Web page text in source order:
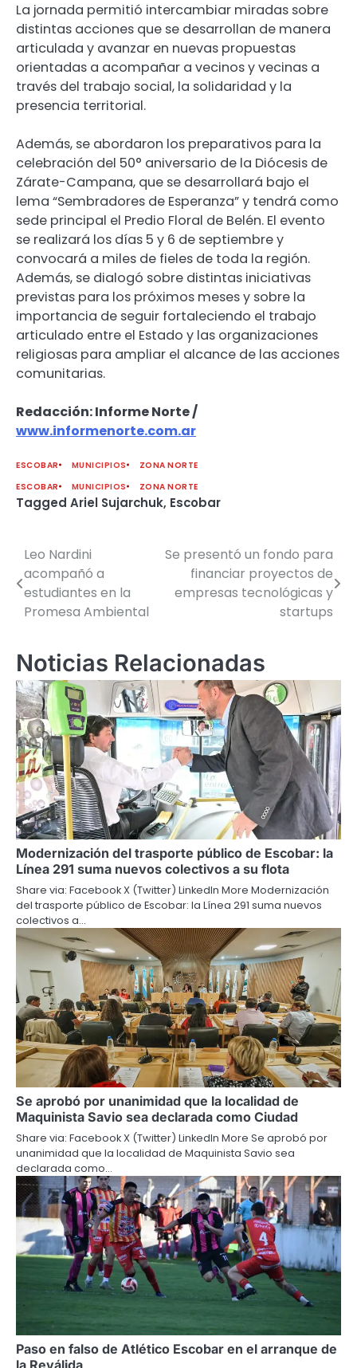
La jornada permitió intercambiar miradas sobre
distintas acciones que se desarrollan de manera
articulada y avanzar en nuevas propuestas
orientadas a acompañar a vecinos y vecinas a
través del trabajo social, la solidaridad y la
presencia territorial.
Además, se abordaron los preparativos para la
celebración del 50° aniversario de la Diócesis de
Zárate-Campana, que se desarrollará bajo el
lema “Sembradores de Esperanza” y tendrá como
sede principal el Predio Floral de Belén. El evento
se realizará los días 5 y 6 de septiembre y
convocará a miles de fieles de toda la región.
Además, se dialogó sobre distintas iniciativas
previstas para los próximos meses y sobre la
importancia de seguir fortaleciendo el trabajo
articulado entre el Estado y las organizaciones
religiosas para ampliar el alcance de las acciones
comunitarias.
Redacción: Informe Norte /
www.informenorte.com.ar
ESCOBAR MUNICIPIOS
ZONA NORTE
ESCOBAR
MUNICIPIOS ZONA NORTE
Tagged Ariel Sujarchuk, Escobar
Navegación
de
entradas
Leo Nardini
acompañó a
estudiantes en la
Promesa Ambiental
Se presentó un fondo para
financiar proyectos de
empresas tecnológicas y
startups
Noticias Relacionadas
Modernización del trasporte público de Escobar: la
Línea 291 suma nuevos colectivos a su flota
Share via: Facebook X (Twitter) LinkedIn More Modernización
del trasporte público de Escobar: la Línea 291 suma nuevos
colectivos a…
Se aprobó por unanimidad que la localidad de
Maquinista Savio sea declarada como Ciudad
Share via: Facebook X (Twitter) LinkedIn More Se aprobó por
unanimidad que la localidad de Maquinista Savio sea
declarada como…
Paso en falso de Atlético Escobar en el arranque de
la Reválida